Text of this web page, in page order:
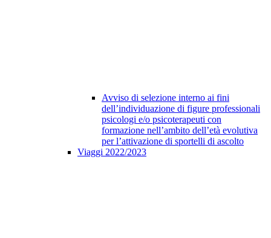
Avviso di selezione interno ai fini
dell’individuazione di figure professionali
psicologi e/o psicoterapeuti con
formazione nell’ambito dell’età evolutiva
per l’attivazione di sportelli di ascolto
Viaggi 2022/2023